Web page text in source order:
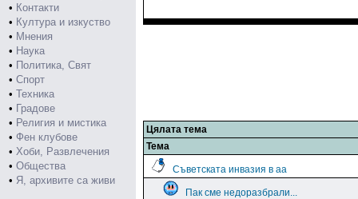
• Контакти
• Култура и изкуство
• Мнения
• Наука
• Политика, Свят
• Спорт
• Техника
• Градове
• Религия и мистика
• Фен клубове
• Хоби, Развлечения
• Общества
• Я, архивите са живи
Цялата тема
Тема
Съветската инвазия в аа
Пак сме недоразбрали...